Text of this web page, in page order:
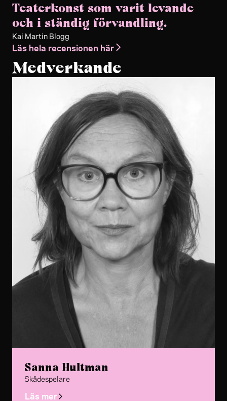
Teaterkonst som varit levande
och i ständig förvandling.
Kai Martin Blogg
Läs hela recensionen här
Medverkande
Sanna Hultman
Skådespelare
Läs mer